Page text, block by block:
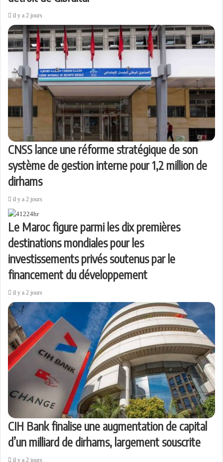
il y a 2 jours
CNSS lance une réforme stratégique de son
système de gestion interne pour 1,2 million de
dirhams
il y a 2 jours
Le Maroc figure parmi les dix premières
destinations mondiales pour les
investissements privés soutenus par le
financement du développement
il y a 2 jours
CIH Bank finalise une augmentation de capital
d’un milliard de dirhams, largement souscrite
il y a 2 jours